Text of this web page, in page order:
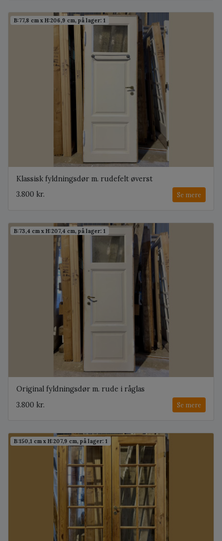
B:77,8 cm x H:206,9 cm, på lager: 1
Klassisk fyldningsdør m. rudefelt øverst
3.800 kr.
Se mere
B:73,4 cm x H:207,4 cm, på lager: 1
Original fyldningsdør m. rude i råglas
3.800 kr.
Se mere
B:150,1 cm x H:207,9 cm, på lager: 1